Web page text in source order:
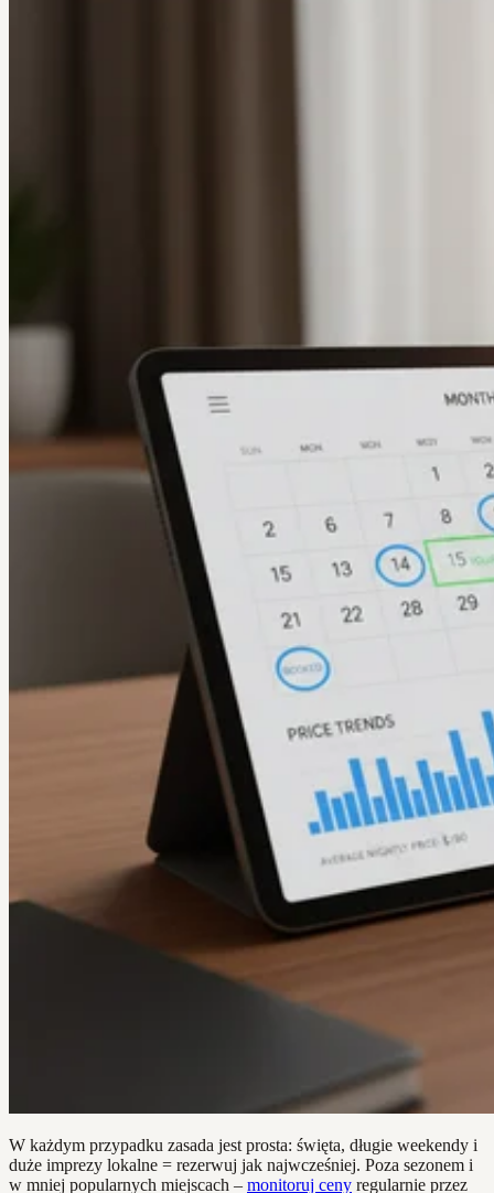
W każdym przypadku zasada jest prosta: święta, długie weekendy i
duże imprezy lokalne = rezerwuj jak najwcześniej. Poza sezonem i
w mniej popularnych miejscach – monitoruj ceny regularnie przez